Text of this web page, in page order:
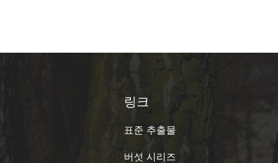
링크
표준 추출물
버섯 시리즈